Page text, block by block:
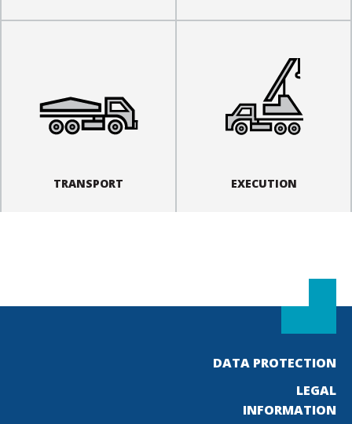
TRANSPORT EXECUTION
DATA PROTECTION
LEGAL
INFORMATION